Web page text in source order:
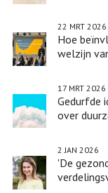
Hoe
welzijn
22 MRT 2026
Gedurfde
over
17 MRT 2026
'De
2 JAN 2026